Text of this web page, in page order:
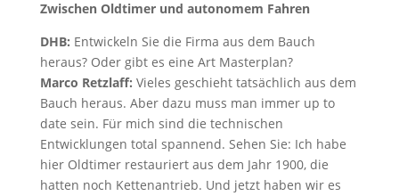
Zwischen Oldtimer und autonomem Fahren
DHB: Entwickeln Sie die Firma aus dem Bauch
heraus? Oder gibt es eine Art Masterplan?
Marco Retzlaff: Vieles geschieht tatsächlich aus dem
Bauch heraus. Aber dazu muss man immer up to
date sein. Für mich sind die technischen
Entwicklungen total spannend. Sehen Sie: Ich habe
hier Oldtimer restauriert aus dem Jahr 1900, die
hatten noch Kettenantrieb. Und jetzt haben wir es